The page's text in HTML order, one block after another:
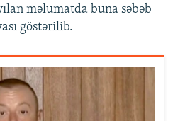
məlumatda buna səbəb
göstərilib.